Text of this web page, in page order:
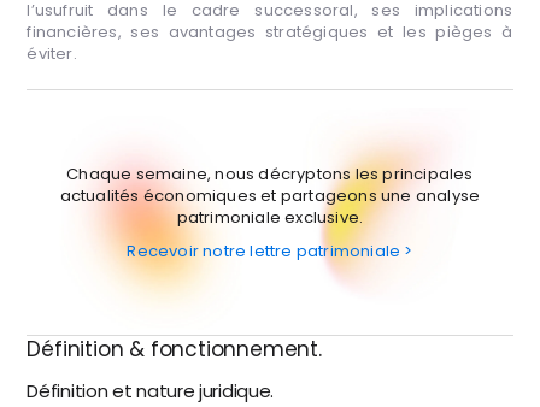
l’usufruit dans le cadre successoral, ses implications
financières, ses avantages stratégiques et les pièges à
éviter.
Chaque semaine, nous décryptons les principales
actualités économiques et partageons une analyse
patrimoniale exclusive.
Recevoir notre lettre patrimoniale >
Définition & fonctionnement.
Définition et nature juridique.